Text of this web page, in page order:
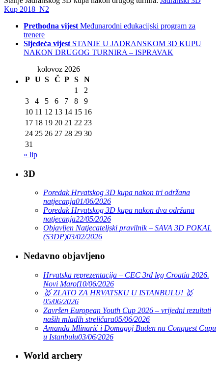
Kup 2018_N2
Prethodna vijest Međunarodni edukacijski program za
trenere
Sljedeća vijest STANJE U JADRANSKOM 3D KUPU
NAKON DRUGOG TURNIRA – ISPRAVAK
kolovoz 2026
P U S Č P S
N
1
2
3
4 5 6 7 8
9
10 11 12 13 14 15 16
17 18 19 20 21 22 23
24 25 26 27 28 29 30
31
« lip
3D
Poredak Hrvatskog 3D kupa nakon tri održana
natjecanja01/06/2026
Poredak Hrvatskog 3D kupa nakon dva održana
natjecanja22/05/2026
Objavljen Natjecateljski pravilnik – SAVA 3D POKAL
(S3DP)03/02/2026
Nedavno objavljeno
Hrvatska reprezentacija – CEC 3rd leg Croatia 2026.
Novi Marof10/06/2026
🥇 ZLATO ZA HRVATSKU U ISTANBULU! 🥇
05/06/2026
Završen European Youth Cup 2026 – vrijedni rezultati
naših mladih streličara05/06/2026
Amanda Mlinarić i Domagoj Buden na Conquest Cupu
u Istanbulu03/06/2026
World archery